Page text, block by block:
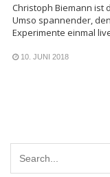
Christoph Biemann ist
Umso spannender,
Experimente einmal
10. JUNI 2018